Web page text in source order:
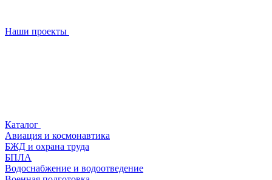
Наши проекты
Каталог
Авиация и космонавтика
БЖД и охрана труда
БПЛА
Водоснабжение и водоотведение